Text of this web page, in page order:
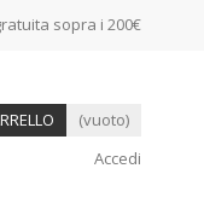
sopra i 200€
(vuoto)
Accedi